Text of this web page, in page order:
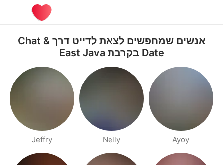
אנשים שמחפשים לצאת לדייט דרך Chat &
Date בקרבת East Java
Ayoy
Nelly
Jeffry